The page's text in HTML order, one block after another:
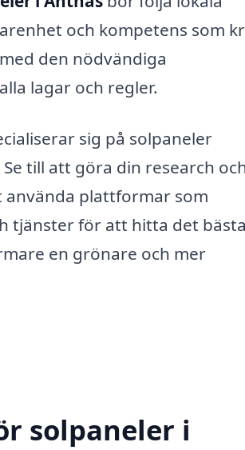
och kompetens som
den nödvändiga
lagar och regler.
sig på solpaneler
till att göra din research
plattformar som
tjänster för att hitta det bästa
en grönare och mer
solpaneler i